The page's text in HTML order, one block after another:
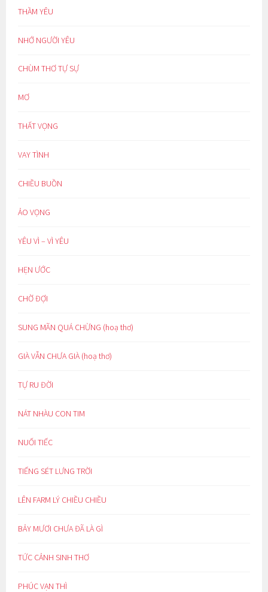
THẦM YÊU
NHỚ NGƯỜI YÊU
CHÙM THƠ TỰ SỰ
MƠ
THẤT VỌNG
VAY TÌNH
CHIỀU BUỒN
ẢO VỌNG
YÊU VÌ – VÌ YÊU
HẸN ƯỚC
CHỜ ĐỢI
SUNG MÃN QUÁ CHỪNG (hoạ thơ)
GIÀ VẪN CHƯA GIÀ (hoạ thơ)
TỰ RU ĐỜI
NÁT NHÀU CON TIM
NUỐI TIẾC
TIẾNG SÉT LƯNG TRỜI
LÊN FARM LÝ CHIỀU CHIỀU
BẢY MƯƠI CHƯA ĐÃ LÀ GÌ
TỨC CẢNH SINH THƠ
PHÚC VẠN THÌ